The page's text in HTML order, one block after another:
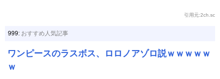
引用元:2ch.sc
999: おすすめ人気記事
ワンピースのラスボス、ロロノアゾロ説ｗｗｗｗｗ
ｗ